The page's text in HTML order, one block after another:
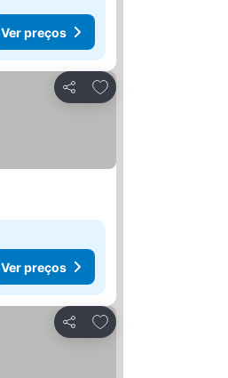
Ver preços
Partilhar
Adicionar aos
Ver preços
Partilhar
Adicionar aos